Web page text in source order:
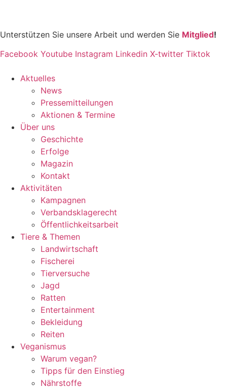
Unterstützen Sie unsere Arbeit und werden Sie Mitglied!
Facebook Youtube Instagram Linkedin X-twitter Tiktok
Aktuelles
News
Pressemitteilungen
Aktionen & Termine
Über uns
Geschichte
Erfolge
Magazin
Kontakt
Aktivitäten
Kampagnen
Verbandsklagerecht
Öffentlichkeitsarbeit
Tiere & Themen
Landwirtschaft
Fischerei
Tierversuche
Jagd
Ratten
Entertainment
Bekleidung
Reiten
Veganismus
Warum vegan?
Tipps für den Einstieg
Nährstoffe